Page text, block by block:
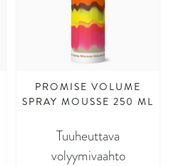
PROMISE VOLUME
SPRAY MOUSSE 250 ML
Tuuheuttava
volyymivaahto